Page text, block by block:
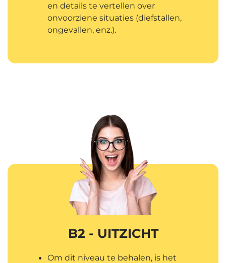
en details te vertellen over
onvoorziene situaties (diefstallen,
ongevallen, enz.).
B2 - UITZICHT
Om dit niveau te behalen, is het